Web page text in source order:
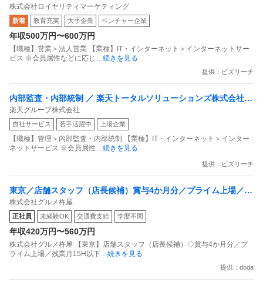
内最大級の共通ポイントサービスを展開／無駄のない消費社会を
目指すデータマーケティングカンパニー」
株式会社ロイヤリティマーケティング
新着 教育充実 大手企業 ベンチャー企業
年収500万円〜600万円
【職種】営業＞法人営業 【業種】IT・インターネット＞インターネットサー
ビス ※会員属性などに応じ
…続きを見る
提供：ビズリーチ
内部監査・内部統制 ／ 楽天トータルソリューションズ株式会社
戦略事業コンプライアンス支援部 業務統制支援課：ショップコン
プライアンス推進担当（SBCSD）
楽天グループ株式会社
自社サービス 若手活躍中 上場企業
【職種】管理＞内部監査・内部統制 【業種】IT・インターネット＞インター
ネットサービス ※会員属性 …続きを見る
提供：ビズリーチ
東京／店舗スタッフ（店長候補）賞与4か月分／プライム上場／残
業月15H以下／新店オープン多数
株式会社グルメ杵屋
正社員 未経験OK 交通費支給 学歴不問
年収420万円〜560万円
株式会社グルメ杵屋 【東京】店舗スタッフ（店長候補）◇賞与4か月分／プ
ライム上場／残業月15H以下 …続きを見る
提供：doda